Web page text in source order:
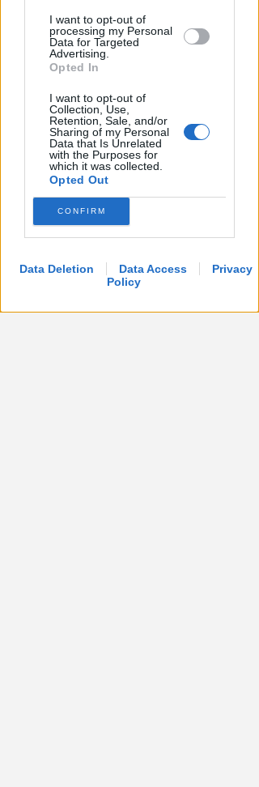
I want to opt-out of
processing my Personal
Data for Targeted
Advertising.
Opted In
I want to opt-out of
Collection, Use,
Retention, Sale, and/or
Sharing of my Personal
Data that Is Unrelated
with the Purposes for
which it was collected.
Opted Out
CONFIRM
Data Deletion Data Access
Privacy
Policy
da "Suburra"
Redazione